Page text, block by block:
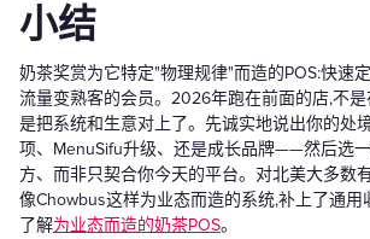
小结
奶茶奖赏为它特定"物理规律"而造的POS:快速
流量变熟客的会员。2026年跑在前面的店,不
是把系统和生意对上了。先诚实地说出你的处
项、MenuSifu升级、还是成长品牌——然后选
方、而非只契合你今天的平台。对北美大多数
像Chowbus这样为业态而造的系统,补上了通用
了解为业态而造的奶茶POS。